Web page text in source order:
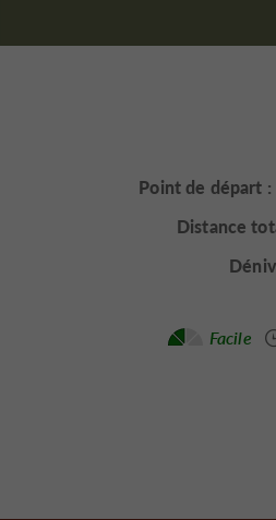
Point de départ :
Distance
Facile